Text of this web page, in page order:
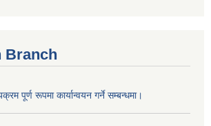
Branch
पूर्ण रूपमा कार्यान्वयन गर्ने सम्बन्धमा।